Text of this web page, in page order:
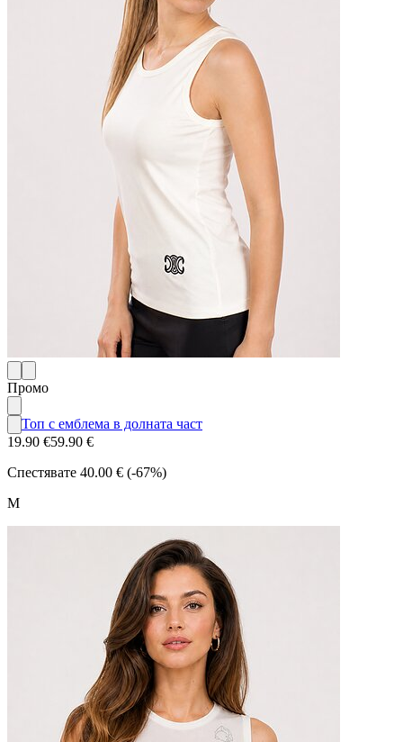
Промо
Топ с емблема в долната част
19.90 €59.90 €
Спестявате 40.00 € (-67%)
M